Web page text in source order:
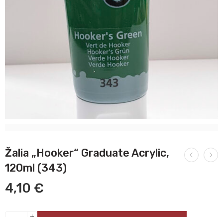
Žalia „Hooker“ Graduate Acrylic,
120ml (343)
4,10 €